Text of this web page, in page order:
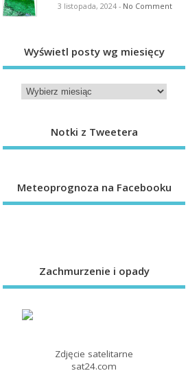
3 listopada, 2024- No Comment
Wyświetl posty wg miesięcy
Notki z Tweetera
Meteoprognoza na Facebooku
Zachmurzenie i opady
Zdjęcie satelitarne
sat24.com